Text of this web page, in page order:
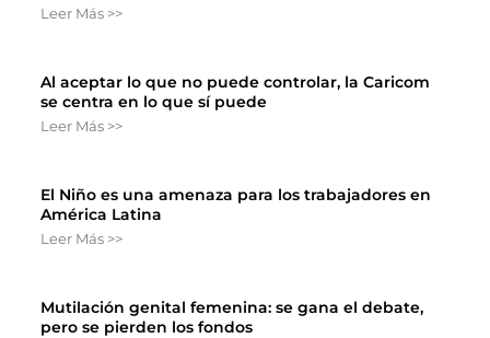
Leer Más >>
Al aceptar lo que no puede controlar, la Caricom
se centra en lo que sí puede
Leer Más >>
El Niño es una amenaza para los trabajadores en
América Latina
Leer Más >>
Mutilación genital femenina: se gana el debate,
pero se pierden los fondos